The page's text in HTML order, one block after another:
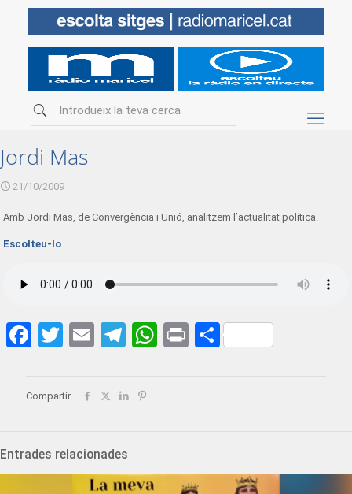
Jordi Mas
21/10/2009
Amb Jordi Mas, de Convergència i Unió, analitzem l’actualitat política.
Escolteu-lo
Facebook
Twitter
EmailTelegram
WhatsApp
PrintShare
Compartir
Entrades relacionades